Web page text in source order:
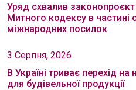
Уряд схвалив
Митного кодексу в частині
міжнародних посилок
3 Серпня, 2026
В Україні триває перехід на
для будівельної продукції